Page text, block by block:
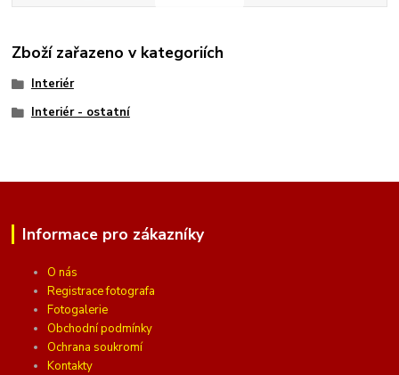
Zboží zařazeno v kategoriích
Interiér
Interiér - ostatní
Informace pro zákazníky
O nás
Registrace fotografa
Fotogalerie
Obchodní podmínky
Ochrana soukromí
Kontakty